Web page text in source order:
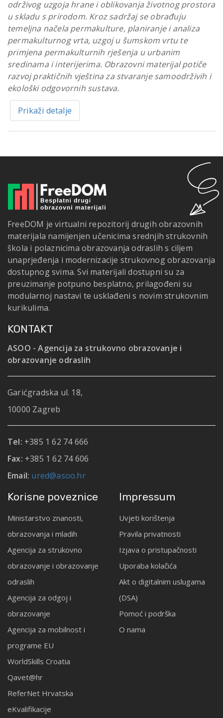
održivog uzgoja hrane i oblikovanja životnog prostora
u skladu s prirodom. Kroz sadržaj se obrađuju
temeljna načela permakulture, planiranje i analiza
permakulturnog vrta, uzgoj u šumskom vrtu te
primjena permakulturnih rješenja u urbanim
sredinama i interijerima. Obrazovni materijal potiče
razvoj praktičnih vještina za stvaranje samoodrživih i
ekološki odgovornih sustava.
Prikaži detalje
FreeDOM je virtualni repozitorij drugih obrazovnih
materijala namijenjen učenicima srednjih strukovnih
škola i polaznicima obrazovanja odraslih s ciljem
unaprjeđenja i modernizacije strukovnog obrazovanja
dostupnog svima. Svi materijali dostupni su za
preuzimanje potpuno besplatno, prilagođeni su
modularnoj nastavi te usklađeni s novim strukovnim
kurikulima.
KONTAKT
ASOO - Agencija za strukovno obrazovanje i
obrazovanje odraslih
Garićgradska ul. 18,
10000 Zagreb
Tel: +385 1 62 74 666
Fax: +385 1 62 74 606
Email: ured@asoo.hr
Korisne poveznice
Ministarstvo znanosti,
obrazovanja i mladih
Agencija za strukovno
obrazovanje i obrazovanje
odraslih
Agencija za odgoj i
obrazovanje
Agencija za mobilnost i
programe EU
WorldSkills Croatia
Qavet@hr
ReferNet Hrvatska
eKvalifikacije
Impressum
Uvjeti korištenja
Pravila privatnosti
Izjava o pristupačnosti
Uporaba kolačića
Akt o digitalnim uslugama
(DSA)
Pomoć i podrška
O nama